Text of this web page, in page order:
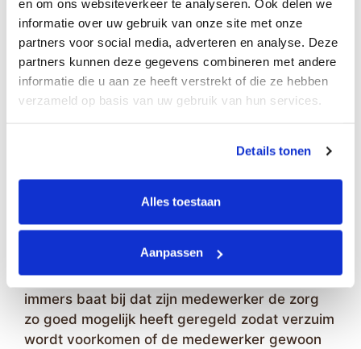
en om ons websiteverkeer te analyseren. Ook delen we
informatie over uw gebruik van onze site met onze
partners voor social media, adverteren en analyse. Deze
partners kunnen deze gegevens combineren met andere
informatie die u aan ze heeft verstrekt of die ze hebben
verzameld op basis van uw gebruik van hun services.
Details tonen
Alles toestaan
Aanpassen
gemeenten
Regelmatig vergoedt de gemeente (meestal
vanuit de Wmo) de diensten van een
mantelzorgmakelaar. Bijvoorbeeld via een
werkgevers
de werkgever de kosten voor een
mantelzorgmakelaar op zich neemt. Hij heeft er
immers baat bij dat zijn medewerker de zorg
zo goed mogelijk heeft geregeld zodat verzuim
wordt voorkomen of de medewerker gewoon